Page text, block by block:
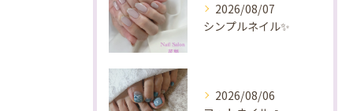
2026/08/07
シンプルネイル✨️
2026/08/06